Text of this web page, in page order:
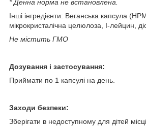
* Денна норма не встановлена.
Інші інгредієнти: Веганська капсула
мікрокристалічна целюлоза, I-лейцин,
Не містить ГМО
Дозування і застосування:
Приймати по 1 капсулі на день.
Заходи безпеки:
Зберігати в недоступному для дітей місці.